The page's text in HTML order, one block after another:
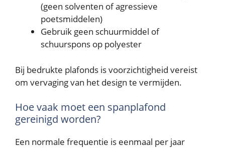
(geen solventen of agressieve
poetsmiddelen)
Gebruik geen schuurmiddel of
schuurspons op polyester
Bij bedrukte plafonds is voorzichtigheid vereist
om vervaging van het design te vermijden.
Hoe vaak moet een spanplafond
gereinigd worden?
Een normale frequentie is eenmaal per jaar